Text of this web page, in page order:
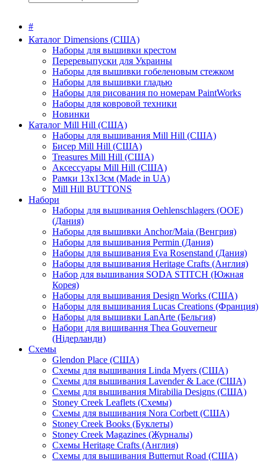
#
Каталог Dimensions (США)
Наборы для вышивки крестом
Переревыпуски для Украины
Наборы для вышивки гобеленовым стежком
Наборы для вышивки гладью
Наборы для рисования по номерам PaintWorks
Наборы для ковровой техники
Новинки
Каталог Mill Hill (США)
Наборы для вышивания Mill Hill (США)
Бисер Mill Hill (США)
Treasures Mill Hill (США)
Аксессуары Mill Hill (США)
Рамки 13х13см (Made in UA)
Mill Hill BUTTONS
Набори
Наборы для вышивания Oehlenschlagers (OOE)
(Дания)
Наборы для вышивки Anchor/Maia (Венгрия)
Наборы для вышивания Permin (Дания)
Наборы для вышивания Eva Rosenstand (Дания)
Наборы для вышивания Heritage Crafts (Англия)
Набор для вышивания SODA STITCH (Южная
Корея)
Наборы для вышивания Design Works (США)
Наборы для вышивания Lucas Creations (Франция)
Наборы для вышивки LanArte (Бельгия)
Набори для вишивання Thea Gouverneur
(Нідерланди)
Схемы
Glendon Place (США)
Схемы для вышивания Linda Myers (США)
Схемы для вышивания Lavender & Lace (США)
Схемы для вышивания Mirabilia Designs (США)
Stoney Creek Leaflets (Схемы)
Схемы для вышивания Nora Corbett (США)
Stoney Creek Books (Буклеты)
Stoney Creek Magazines (Журналы)
Схемы Heritage Crafts (Англия)
Схемы для вышивания Butternut Road (США)